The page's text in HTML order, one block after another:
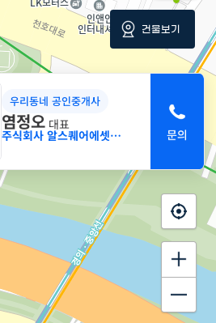
우리동네 공인중개사
염정오 대표
주식회사 알스퀘어에셋부동산중개
건물보기